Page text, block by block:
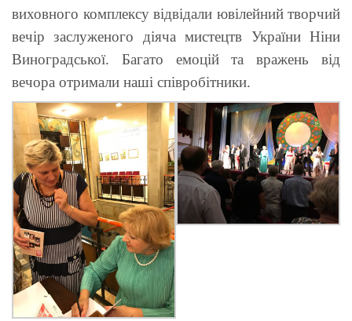
виховного комплексу відвідали ювілейний творчий
вечір заслуженого діяча мистецтв України Ніни
Виноградської. Багато емоцій та вражень від
вечора отримали наші співробітники.